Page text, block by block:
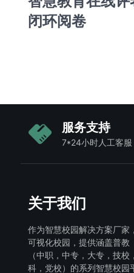
闭环阅卷
服务支持
7*24小时人工客服
关于我们
作为智慧校园解决方案厂家
可视化校园，提供涵盖普教
（中职，中专，大专，技
科，党校）的系列智慧校园